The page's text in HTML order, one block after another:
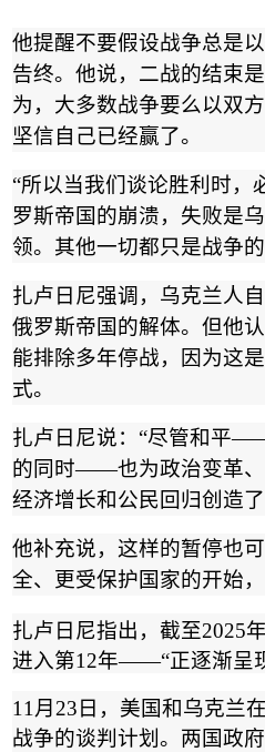
他提醒不要假设战争总是
告终。他说，二战的结束
为，大多数战争要么以双
坚信自己已经赢了。
“所以当我们谈论胜利时，
罗斯帝国的崩溃，失败是
领。其他一切都只是战争的
扎卢日尼强调，乌克兰人
俄罗斯帝国的解体。但他
能排除多年停战，因为这
式。
扎卢日尼说： “尽管和平
的同时——也为政治变革
经济增长和公民回归创造了
他补充说，这样的暂停也
全、更受保护国家的开始
扎卢日尼指出，截至2025
进入第12年——“正逐渐呈
11月 23 日，美国和乌克兰
战争的谈判计划。两国政